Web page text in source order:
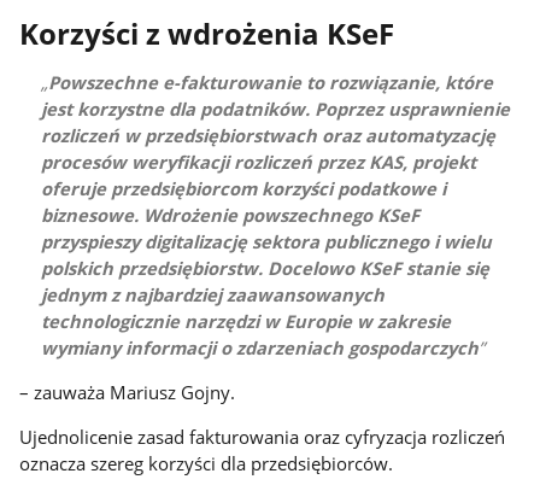
Korzyści z wdrożenia KSeF
Powszechne e-fakturowanie to rozwiązanie, które
jest korzystne dla podatników. Poprzez usprawnienie
rozliczeń w przedsiębiorstwach oraz automatyzację
procesów weryfikacji rozliczeń przez KAS, projekt
oferuje przedsiębiorcom korzyści podatkowe i
biznesowe. Wdrożenie powszechnego KSeF
przyspieszy digitalizację sektora publicznego i wielu
polskich przedsiębiorstw. Docelowo KSeF stanie się
jednym z najbardziej zaawansowanych
technologicznie narzędzi w Europie w zakresie
wymiany informacji o zdarzeniach gospodarczych
– zauważa Mariusz Gojny.
Ujednolicenie zasad fakturowania oraz cyfryzacja rozliczeń
oznacza szereg korzyści dla przedsiębiorców.